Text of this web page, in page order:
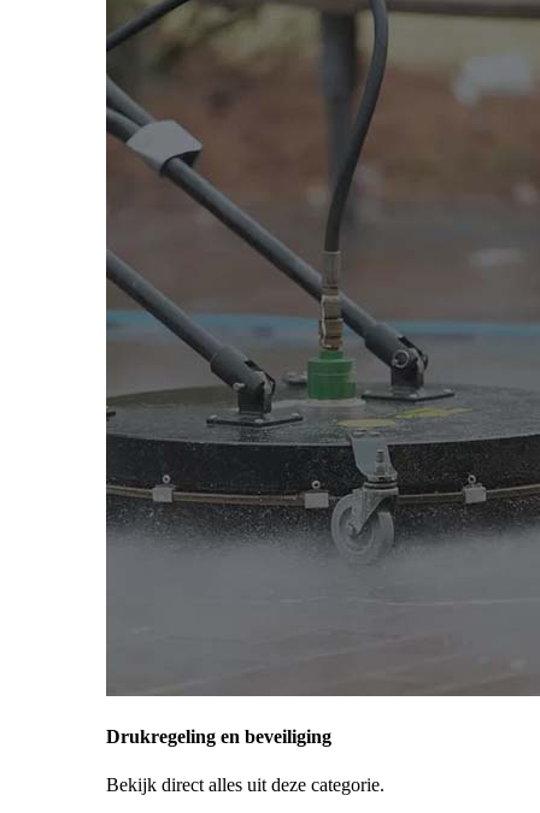
Drukregeling en beveiliging
Bekijk direct alles uit deze categorie.